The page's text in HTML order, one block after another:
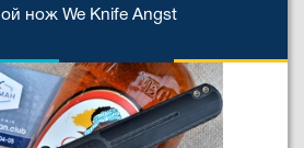
нож We Knife Angst